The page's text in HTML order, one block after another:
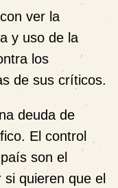
ver la
y uso de la
los
de sus críticos.
deuda de
El control
son el
quieren que el